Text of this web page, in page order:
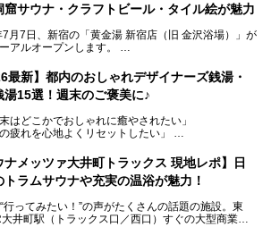
窟サウナ・クラフトビール・タイル絵が魅力
月7日、新宿の「黄金湯 新宿店（旧 金沢浴場）」が
アルオープンします。
でノスタルジックなタイル絵はそのまま、昔からここ
地元の人にも、新しく足を運んでくれる人にも愛され
時代の"銭湯"として生まれ変わりました。洞窟のよ
ーなど、新しく登場したスポットも併せて紹介しま
実した設備があるのに、基本の入浴料が銭湯価格の5
最新】都内のおしゃれデザイナーズ銭湯・
湯15選！週末のご褒美に♪
末はどこかでおしゃれに癒やされたい」
の疲れを心地よくリセットしたい」
ている新しいスタイルの銭湯です。
やメディアで「デザイナーズ銭湯」や「ネオ銭
は、そもそもこれらがどんな銭湯なのか、その気に
ナメッツァ大井町トラックス 現地レポ】日
トラムサウナや充実の温浴が魅力！
行ってみたい！”の声がたくさんの話題の施設。東
井町駅（トラックス口／西口）すぐの大型商業施